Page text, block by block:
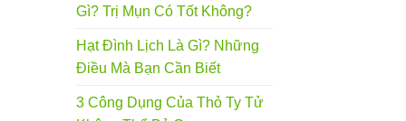
Gì? Trị Mụn Có Tốt Không?
Hạt Đình Lịch Là Gì? Những
Điều Mà Bạn Cần Biết
3 Công Dụng Của Thỏ Ty Tử